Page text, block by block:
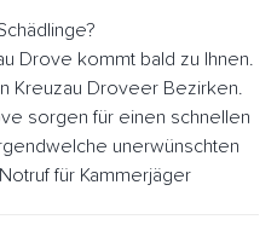
Drove kommt bald zu Ihnen.
Kreuzau Droveer Bezirken.
sorgen für einen schnellen
unerwünschten
für Kammerjäger